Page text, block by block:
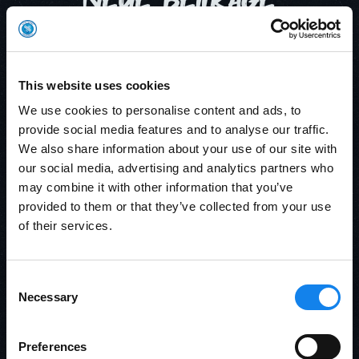
This website uses cookies
We use cookies to personalise content and ads, to
provide social media features and to analyse our traffic.
We also share information about your use of our site with
our social media, advertising and analytics partners who
may combine it with other information that you’ve
provided to them or that they’ve collected from your use
of their services.
Selection
Necessary
Preferences
Mit der Dauerkarte für die Saison 2026/27 bist du bei
allen Heimspielen in der Gemeindehalle live dabei. Sie
gilt für sämtliche Jugend- und Aktivenspiele und
begleitet dich durch die komplette Saison.